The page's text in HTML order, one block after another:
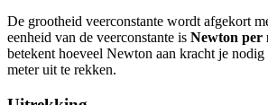
De grootheid veerconstante wordt afgekort
eenheid van de veerconstante is Newton per
betekent hoeveel Newton aan kracht je nodig
meter uit te rekken.